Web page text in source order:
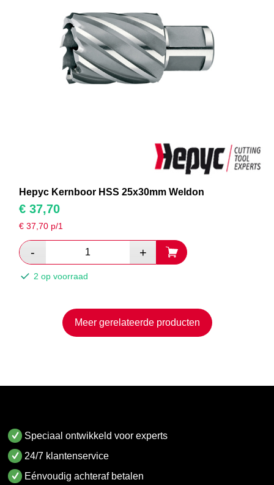
Hepyc Kernboor HSS 25x30mm Weldon
€ 37,70
€37,70 p/1
2 op voorraad
Meer gerelateerde producten
Speciaal ontwikkeld voor experts
24/7 klantenservice
Eénvoudig achteraf betalen